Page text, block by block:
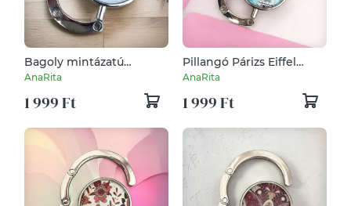
Bagoly mintázatú
Üveglencsés Táska
5328596
AnaRita
1 999 Ft
Pillangó Párizs Eiffel
torony mintás Táska
AnaRita
1 999 Ft